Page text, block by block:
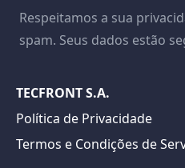
Respeitamos a sua
spam. Seus dados estão
TECFRONT S.A.
Política de Privacidade
Termos e Condições de